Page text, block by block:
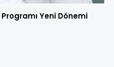
Programı Yeni Dönemi